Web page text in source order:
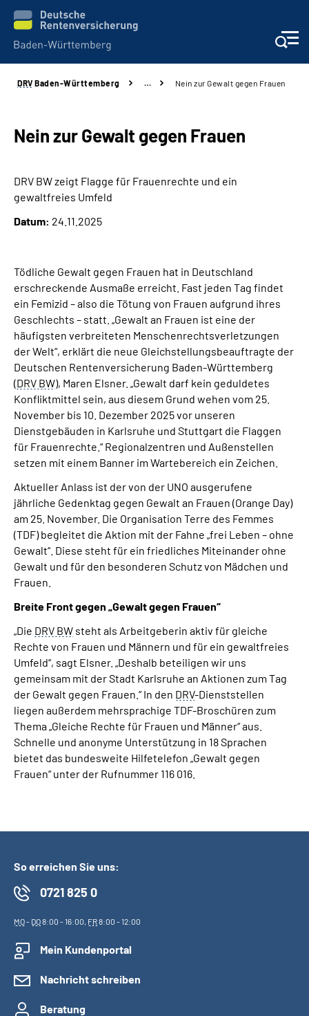
Beratung und Kontakt
Kunden
Karriere
Über uns
Inhalte in Gebärdensprache (DGS)
Leichte Sprache
Suche
Mein Kundenportal
DRV Baden-Württemberg … Nein zur Gewalt gegen Frauen
Nein zur Gewalt gegen Frauen
DRV BW zeigt Flagge für Frauenrechte und ein
gewaltfreies Umfeld
Datum: 24.11.2025
Tödliche Gewalt gegen Frauen hat in Deutschland
erschreckende Ausmaße erreicht. Fast jeden Tag findet
ein Femizid – also die Tötung von Frauen aufgrund ihres
Geschlechts – statt. „Gewalt an Frauen ist eine der
häufigsten verbreiteten Menschenrechtsverletzungen
der Welt“, erklärt die neue Gleichstellungsbeauftragte der
Deutschen Rentenversicherung Baden-Württemberg
(DRV BW), Maren Elsner. „Gewalt darf kein geduldetes
Konfliktmittel sein, aus diesem Grund wehen vom 25.
November bis 10. Dezember 2025 vor unseren
Dienstgebäuden in Karlsruhe und Stuttgart die Flaggen
für Frauenrechte.“ Regionalzentren und Außenstellen
setzen mit einem Banner im Wartebereich ein Zeichen.
Aktueller Anlass ist der von der UNO ausgerufene
jährliche Gedenktag gegen Gewalt an Frauen (Orange Day)
am 25. November. Die Organisation Terre des Femmes
(TDF) begleitet die Aktion mit der Fahne „frei Leben – ohne
Gewalt“. Diese steht für ein friedliches Miteinander ohne
Gewalt und für den besonderen Schutz von Mädchen und
Frauen.
Breite Front gegen „Gewalt gegen Frauen“
„Die DRV BW steht als Arbeitgeberin aktiv für gleiche
Rechte von Frauen und Männern und für ein gewaltfreies
Umfeld“, sagt Elsner. „Deshalb beteiligen wir uns
gemeinsam mit der Stadt Karlsruhe an Aktionen zum Tag
der Gewalt gegen Frauen.“ In den DRV-Dienststellen
liegen außerdem mehrsprachige TDF-Broschüren zum
Thema „Gleiche Rechte für Frauen und Männer“ aus.
Schnelle und anonyme Unterstützung in 18 Sprachen
bietet das bundesweite Hilfetelefon „Gewalt gegen
Frauen“ unter der Rufnummer 116 016.
So erreichen Sie uns:
0721 825 0
MO- DO8:00 - 16:00, FR8:00 - 12:00
Mein Kundenportal
Nachricht schreiben
Beratung